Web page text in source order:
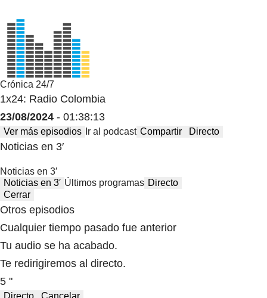
Crónica 24/7
1x24: Radio Colombia
23/08/2024 - 01:38:13
Ver más episodios Ir al podcast Compartir Directo
Noticias en 3′
Noticias en 3′
Noticias en 3′ Últimos programas Directo
Cerrar
Otros episodios
Cualquier tiempo pasado fue anterior
Tu audio se ha acabado.
Te redirigiremos al directo.
5 "
Directo Cancelar